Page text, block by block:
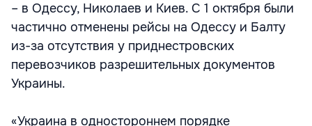
– в Одессу, Николаев и Киев. С 1 октября были
частично отменены рейсы на Одессу и Балту
из-за отсутствия у приднестровских
перевозчиков разрешительных документов
Украины.
«Украина в одностороннем порядке